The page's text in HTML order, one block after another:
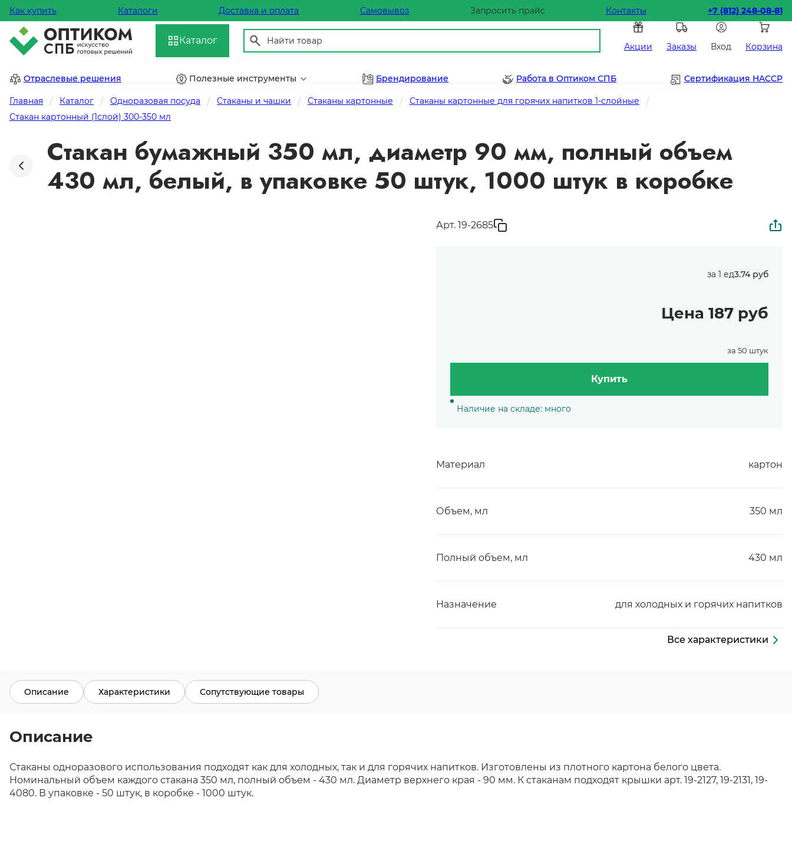
Как купить Каталоги Доставка и оплата Самовывоз Запросить прайс Контакты +7 (812) 248-08-81
Каталог
Акции Заказы Вход Корзина
Отраслевые решения Полезные инструменты Брендирование Работа в Оптиком СПБ Сертификация HACCP
Главная Каталог Одноразовая посуда Стаканы и чашки Стаканы картонные
Стаканы картонные для горячих напитков 1-слойные
Стакан картонный (1слой) 300-350 мл
Стакан бумажный 350 мл, диаметр 90 мм, полный объем
430 мл, белый, в упаковке 50 штук, 1000 штук в коробке
Арт. 19-2685
за 1 ед3.74 руб
Цена 187 руб
за 50 штук
Купить
Наличие на складе: много
Материал картон
Объем, мл 350 мл
Полный объем, мл 430 мл
Назначение для холодных и горячих напитков
Все характеристики
Описание Характеристики Сопутствующие товары
Описание
Стаканы одноразового использования подходят как для холодных, так и для горячих напитков. Изготовлены из плотного картона белого цвета.
Номинальный объем каждого стакана 350 мл, полный объем - 430 мл. Диаметр верхнего края - 90 мм. К стаканам подходят крышки арт. 19-2127, 19-2131, 19-
4080. В упаковке - 50 штук, в коробке - 1000 штук.